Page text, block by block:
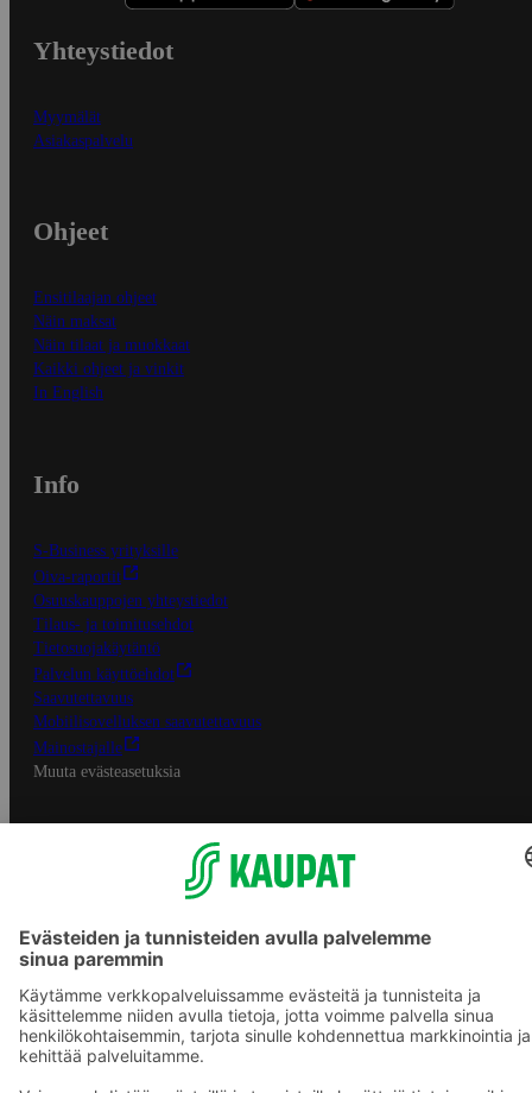
Yhteystiedot
Myymälät
Asiakaspalvelu
Ohjeet
Ensitilaajan ohjeet
Näin maksat
Näin tilaat ja muokkaat
Kaikki ohjeet ja vinkit
In English
Info
S-Business yrityksille
Oiva-raportit
Osuuskauppojen yhteystiedot
Tilaus- ja toimitusehdot
Tietosuojakäytäntö
Palvelun käyttöehdot
Saavutettavuus
Mobiilisovelluksen saavutettavuus
Mainostajalle
Muuta evästeasetuksia
S-ryhmän palvelut
S-ryhmä
Asiakasomistajuus
S-ostoslista -sovellus
Prisma.fi
Sokos.fi
S-Pankki